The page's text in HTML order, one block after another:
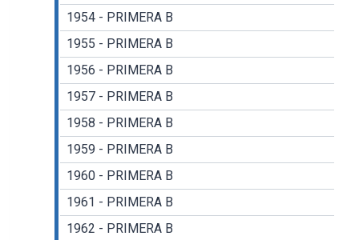
1954 - PRIMERA B
1955 - PRIMERA B
1956 - PRIMERA B
1957 - PRIMERA B
1958 - PRIMERA B
1959 - PRIMERA B
1960 - PRIMERA B
1961 - PRIMERA B
1962 - PRIMERA B